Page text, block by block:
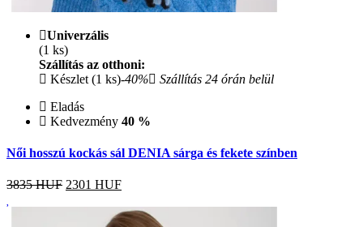
Univerzális
(1 ks)
Szállítás az otthoni:
Készlet (1 ks)-40%
Szállítás 24 órán belül
Eladás
Kedvezmény 40 %
Női hosszú kockás sál DENIA sárga és fekete színben
3835 HUF 2301 HUF